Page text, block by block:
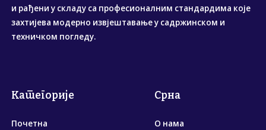
и рађени у складу са професионалним стандардима које
захтијева модерно извјештавање у садржинском и
техничком погледу.
Категорије
Почетна
Срна
О нама